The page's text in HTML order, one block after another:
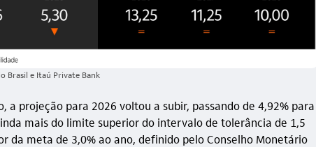
Brasil e Itaú Private Bank
a projeção para 2026 voltou a subir, passando de 4,92% para
mais do limite superior do intervalo de tolerância de 1,5
da meta de 3,0% ao ano, definido pelo Conselho Monetário